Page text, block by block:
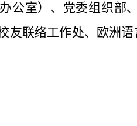
公室）、党委组织部
友联络工作处、欧洲